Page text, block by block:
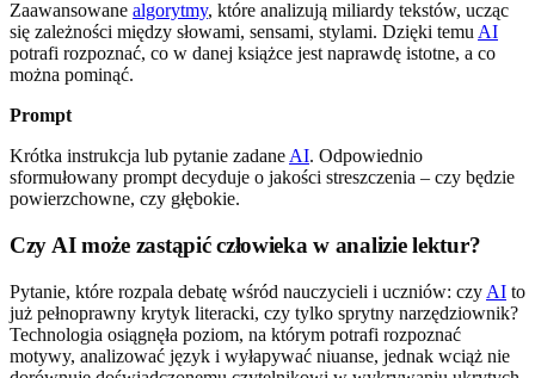
Zaawansowane algorytmy, które analizują miliardy tekstów, ucząc
się zależności między słowami, sensami, stylami. Dzięki temu AI
potrafi rozpoznać, co w danej książce jest naprawdę istotne, a co
można pominąć.
Prompt
Krótka instrukcja lub pytanie zadane AI. Odpowiednio
sformułowany prompt decyduje o jakości streszczenia – czy będzie
powierzchowne, czy głębokie.
Czy AI może zastąpić człowieka w analizie lektur?
Pytanie, które rozpala debatę wśród nauczycieli i uczniów: czy AI to
już pełnoprawny krytyk literacki, czy tylko sprytny narzędziownik?
Technologia osiągnęła poziom, na którym potrafi rozpoznać
motywy, analizować język i wyłapywać niuanse, jednak wciąż nie